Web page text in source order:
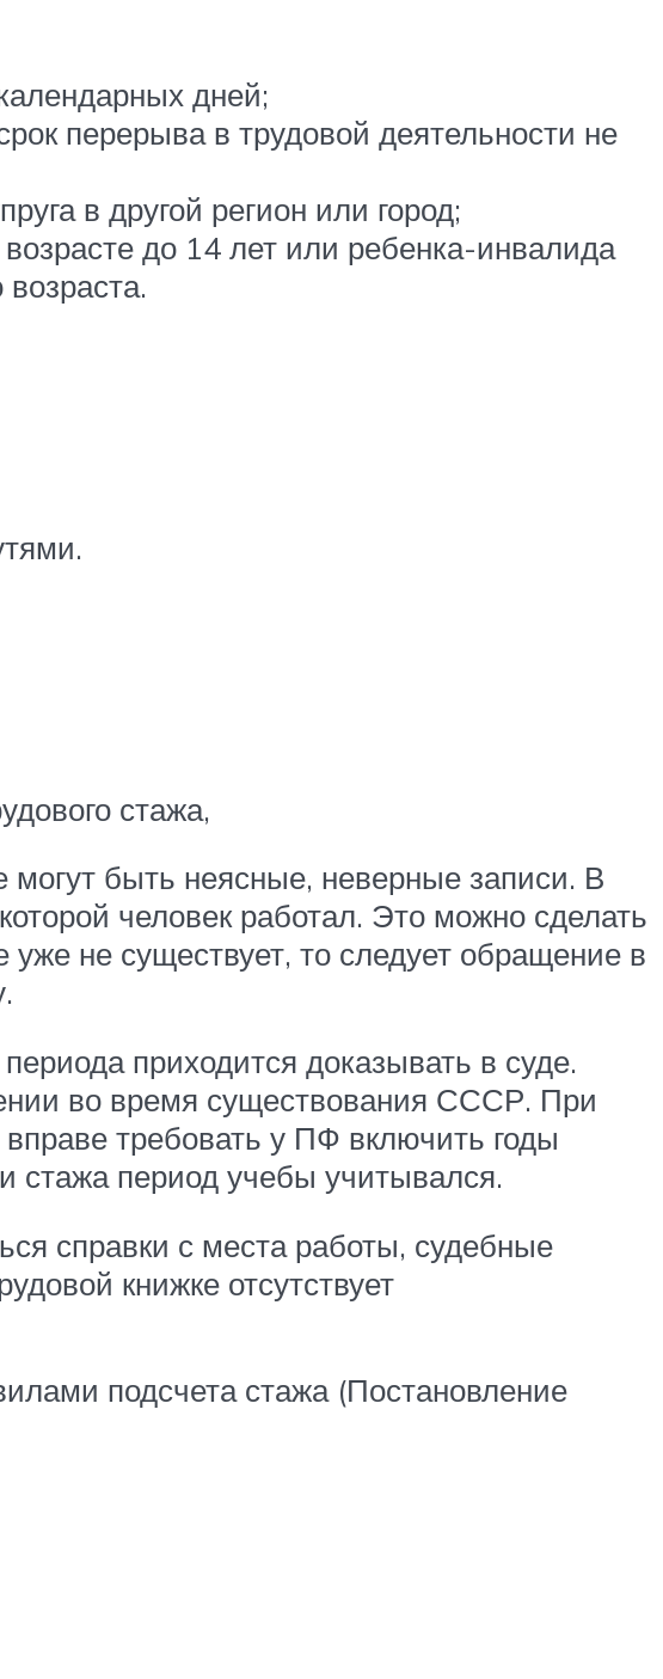
дней;
перерыва в трудовой деятельности не
в другой регион или город;
до 14 лет или ребенка-инвалида
стажа,
могут быть неясные, неверные записи. В
человек работал. Это можно сделать
не существует, то следует обращение в
приходится доказывать в суде.
во время существования СССР. При
требовать у ПФ включить годы
стажа период учебы учитывался.
справки с места работы, судебные
книжке отсутствует
подсчета стажа (Постановление